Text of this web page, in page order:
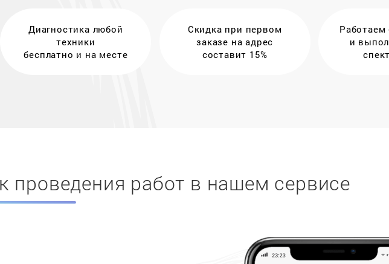
Диагностика любой
техники
бесплатно и на месте
Скидка при первом
заказе на адрес
составит 15%
Работаем
и
проведения работ в нашем сервисе